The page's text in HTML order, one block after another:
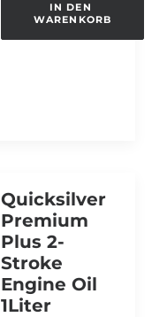
IN DEN
WARENKORB
Quicksilver
Premium
Plus 2-
Stroke
Engine Oil
1Liter